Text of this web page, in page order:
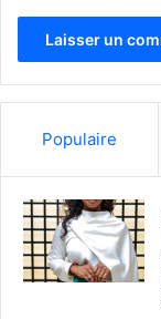
Populaire